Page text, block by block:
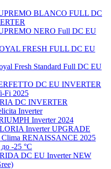
BLANCO FULL DC
NERO Full DC EU
FRESH FULL DC EU
Fresh Standard Full DC EU
DC EU INVERTER
Fi 2025
DC INVERTER
Inverter
Inverter 2024
Inverter UPGRADE
RENAISSANCE 2025
до -25 °С
DC EU Inverter NEW